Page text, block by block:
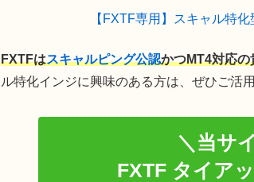
【FXTF専用】スキャル特
FXTFはスキャルピング公認かつMT4対応
ル特化インジに興味のある方は、ぜひご活用
＼当サ
FXTF タイア